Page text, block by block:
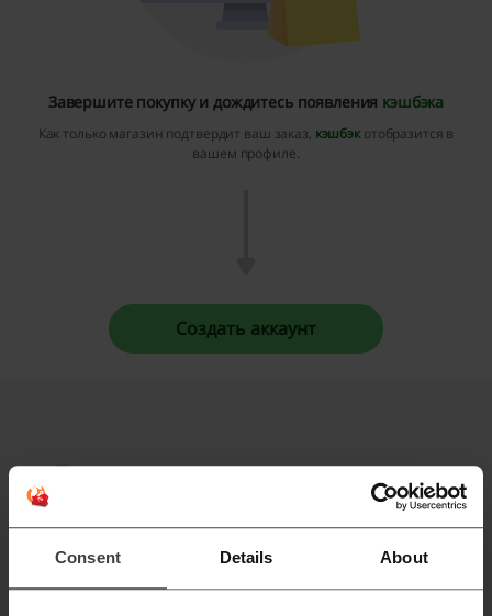
Consent Details About
Завершите покупку и дождитесь появления кэшбэка
Как только магазин подтвердит ваш заказ, кэшбэкотобразится в
вашем профиле.
Создать аккаунт
Промокоды и акции — они реально